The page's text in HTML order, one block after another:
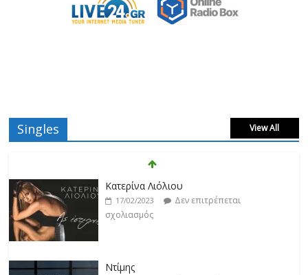
Singles View All
Κατερίνα Λιόλιου
17/02/2023
Δεν επιτρέπεται
σχολιασμός
Ντίμης